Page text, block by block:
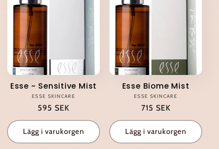
Esse ~ Sensitive Mist
Säljare:
ESSE SKINCARE
Ordinarie
pris
595 SEK
Lägg i varukorgen
Esse Biome Mist
Säljare:
ESSE SKINCARE
Ordinarie
pris
715 SEK
Lägg i varukorgen